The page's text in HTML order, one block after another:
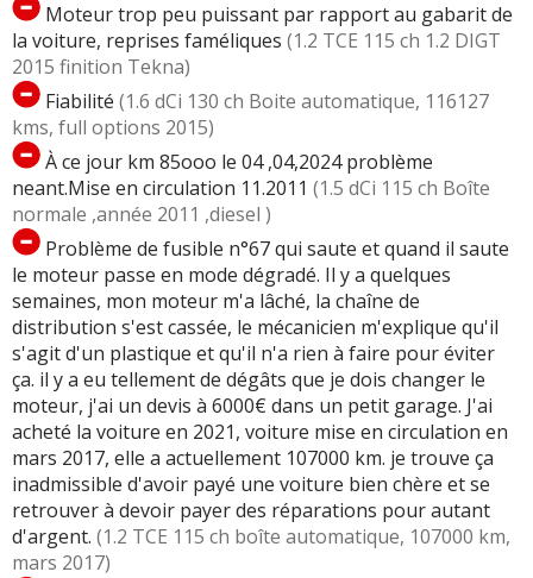
Moteur trop peu puissant par rapport au gabarit de
la voiture, reprises faméliques (1.2 TCE 115 ch 1.2 DIGT
2015 finition Tekna)
Fiabilité (1.6 dCi 130 ch Boite automatique, 116127
kms, full options 2015)
À ce jour km 85ooo le 04 ,04,2024 problème
neant.Mise en circulation 11.2011 (1.5 dCi 115 ch Boîte
normale ,année 2011 ,diesel )
Problème de fusible n°67 qui saute et quand il saute
le moteur passe en mode dégradé. Il y a quelques
semaines, mon moteur m'a lâché, la chaîne de
distribution s'est cassée, le mécanicien m'explique qu'il
s'agit d'un plastique et qu'il n'a rien à faire pour éviter
ça. il y a eu tellement de dégâts que je dois changer le
moteur, j'ai un devis à 6000€ dans un petit garage. J'ai
acheté la voiture en 2021, voiture mise en circulation en
mars 2017, elle a actuellement 107000 km. je trouve ça
inadmissible d'avoir payé une voiture bien chère et se
retrouver à devoir payer des réparations pour autant
d'argent. (1.2 TCE 115 ch boîte automatique, 107000 km,
mars 2017)